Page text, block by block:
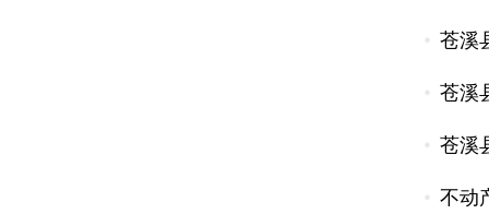
苍溪
苍溪
苍溪
不动